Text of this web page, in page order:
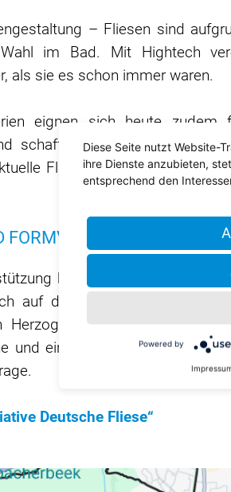
– Fliesen sind
im Bad. Mit Hightech
als sie es schon immer waren.
eignen sich heute
schaffen damit eine zeitlos
Fliesendesign bietet eine
FORMVOLLENDET:
bei der Planung und
auf das Thema spezialisiert
Herzogenrath können wir Ihr
und einem möglichst
Deutsche Fliese“
Diese Seite nutzt Website-
ihre Dienste anzubieten,
entsprechend den
Powered by